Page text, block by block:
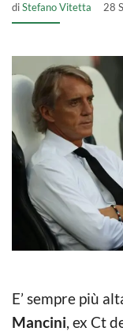
diStefano Vitetta 28
E’ sempre più
Mancini, ex Ct